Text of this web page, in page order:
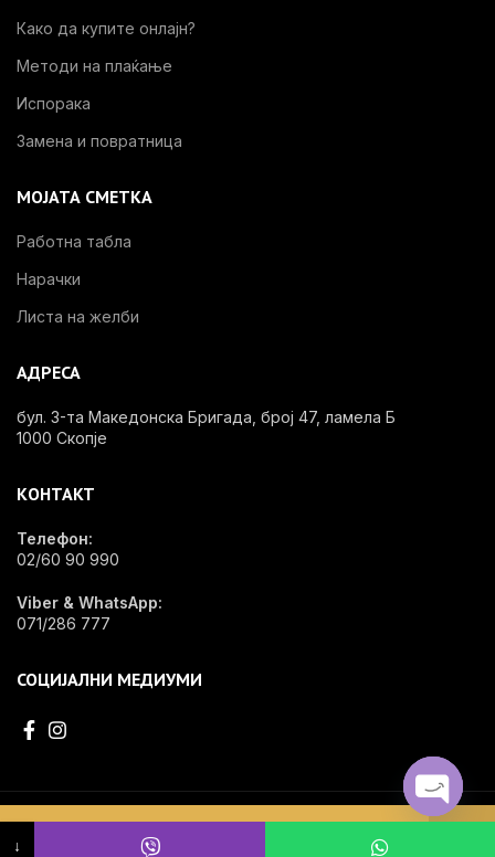
Не се пронајдени производи кои
одговараат на вашиот избор.
Како да купите онлајн?
Методи на плаќање
Испорака
Замена и повратница
МОЈАТА СМЕТКА
Работна табла
Нарачки
Листа на желби
АДРЕСА
бул. 3-та Македонска Бригада, број 47, ламела Б
1000 Скопје
КОНТАКТ
Телефон:
02/60 90 990
Viber & WhatsApp:
071/286 777
СОЦИЈАЛНИ МЕДИУМИ
EDG - OPShop e специјализирана онлајн продавница за стоматолошки
материјал, инвентар и опрема.
↓
OPEN